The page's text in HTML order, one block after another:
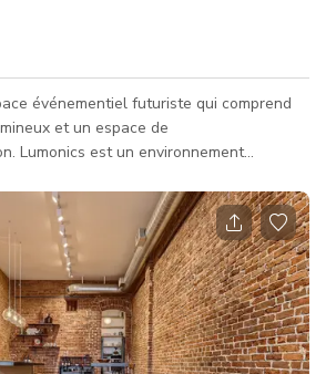
événementiel futuriste qui comprend
et un espace de
À cette fin, nous utilisons toutes les
possibles : sculptures lumineuses et
musique, effets spéciaux et projection